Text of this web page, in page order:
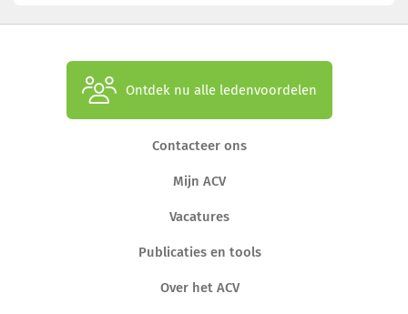
Ontdek nu alle ledenvoordelen
Contacteer ons
Mijn ACV
Vacatures
Publicaties en tools
Over het ACV